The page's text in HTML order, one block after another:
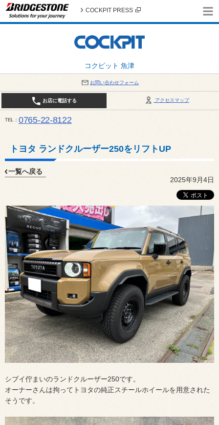
コクピット 魚津
COCKPIT PRESS
お問い合わせフォーム
アクセスマップ
お店に電話する
TEL 0765-22-8122
トヨタ ランドクルーザー250をリフトUP
一覧へ戻る
2025年9月4日
シブイ佇まいのランドクルーザー250です。
オーナーさんは拘ってトヨタの純正スチールホイールを用意された
そうです。